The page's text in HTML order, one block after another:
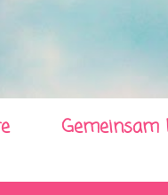
Gemeinsam